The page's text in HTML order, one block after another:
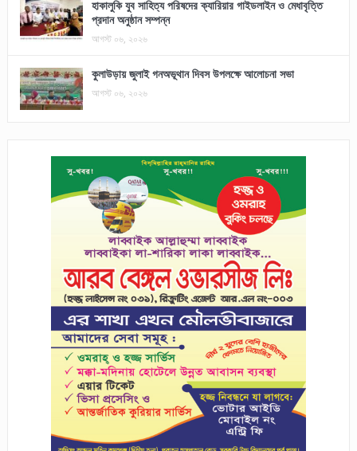
হাকালুকি যুব সাহিত্য পরিষদের ক্যারিয়ার গাইডলাইন ও মেধাবৃত্তি
প্রদান অনুষ্ঠান সম্পন্ন
আগস্ট ০৬, ২০২৬
কুলাউড়ায় জুলাই গনঅভূথান দিবস উপলক্ষে আলোচনা সভা
আগস্ট ০৬, ২০২৬